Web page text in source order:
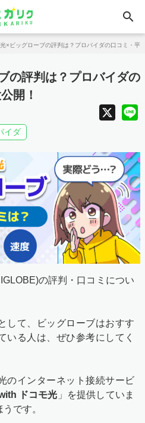
search
光×ビッグローブの評判は？プロバイダの口コミ・平
の評判は？プロバイダの
開！
X
イダ
の評判・口コミについ
して、ビッグローブはおすす
いる人は、ぜひ参考にしてく
のインターネット接続サービ
ドコモ光 」を提供していま
です。